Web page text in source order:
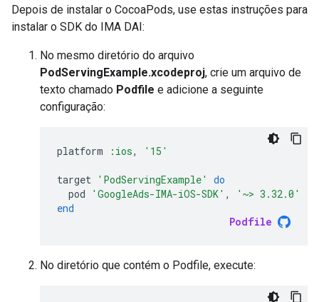
Depois de instalar o CocoaPods, use estas instruções para
instalar o SDK do IMA DAI:
No mesmo diretório do arquivo
PodServingExample.xcodeproj, crie um arquivo de
texto chamado Podfile e adicione a seguinte
configuração:
platform :ios, '15'
target 'PodServingExample'
do
pod
'GoogleAds-IMA-iOS-SDK' ,
'~> 3.32.0'
end
Podfile
No diretório que contém o Podfile, execute: